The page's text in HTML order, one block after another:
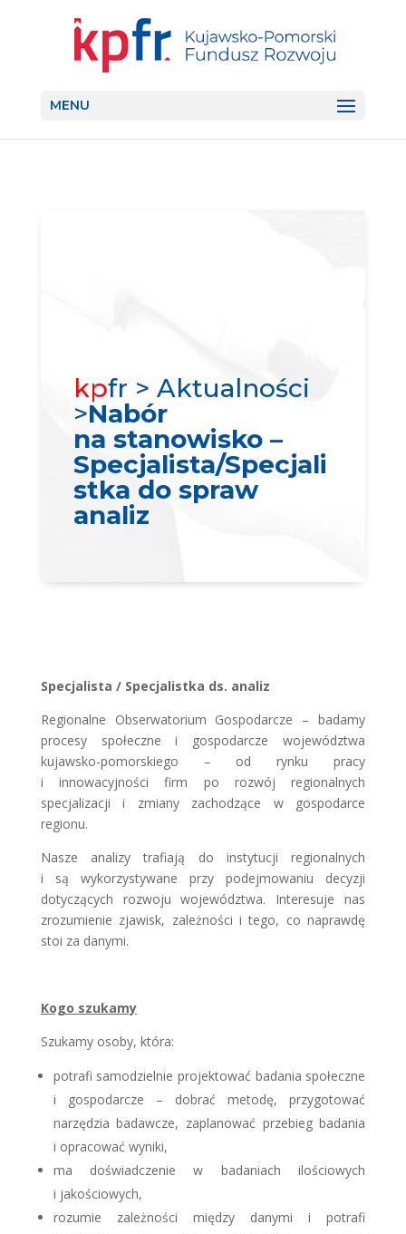
MENU
kpfr > Aktualności
>Nabór
na stanowisko –
Specjalista/Specjali
stka do spraw
analiz
Specjalista / Specjalistka ds. analiz
Regionalne Obserwatorium Gospodarcze – badamy
procesy społeczne i gospodarcze województwa
kujawsko-pomorskiego – od rynku pracy
i innowacyjności firm po rozwój regionalnych
specjalizacji i zmiany zachodzące w gospodarce
regionu.
Nasze analizy trafiają do instytucji regionalnych
i są wykorzystywane przy podejmowaniu decyzji
dotyczących rozwoju województwa. Interesuje nas
zrozumienie zjawisk, zależności i tego, co naprawdę
stoi za danymi.
Kogo szukamy
Szukamy osoby, która:
potrafi samodzielnie projektować badania społeczne
i gospodarcze – dobrać metodę, przygotować
narzędzia badawcze, zaplanować przebieg badania
i opracować wyniki,
ma doświadczenie w badaniach ilościowych
i jakościowych,
rozumie zależności między danymi i potrafi